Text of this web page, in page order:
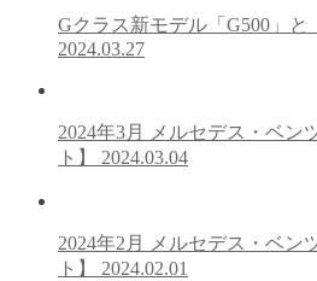
Gクラス新モデル「G500」と
2024.03.27
2024年3月 メルセデス・ベン
ト】 2024.03.04
2024年2月 メルセデス・ベン
ト】 2024.02.01